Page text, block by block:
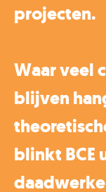
projecten.
Waar veel
blijven
blinkt BCE